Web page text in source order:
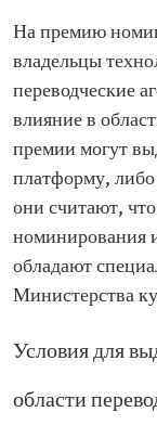
На премию
владельцы
переводческие
влияние в
премии могут
платформу, либо
они считают,
номинирования
обладают
Министерства
Условия для
области